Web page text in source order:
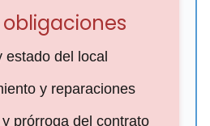
estado del local
y reparaciones
prórroga del contrato